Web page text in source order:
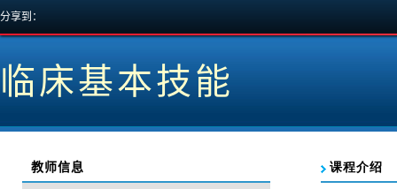
分享到：
临床基本技能
教师信息